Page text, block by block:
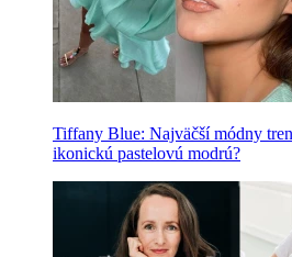
Tiffany Blue: Najväčší módny
ikonickú pastelovú modrú?